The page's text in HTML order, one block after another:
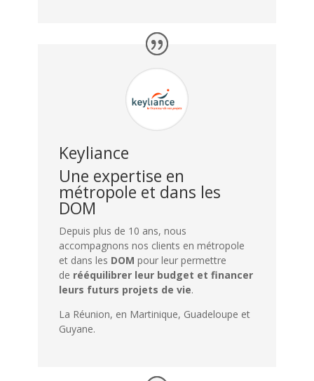
Keyliance
Une expertise en
métropole et dans les
DOM
Depuis plus de 10 ans, nous
accompagnons nos clients en métropole
et dans les DOM pour leur permettre
de rééquilibrer leur budget et financer
leurs futurs projets de vie.
La Réunion, en Martinique, Guadeloupe et
Guyane.